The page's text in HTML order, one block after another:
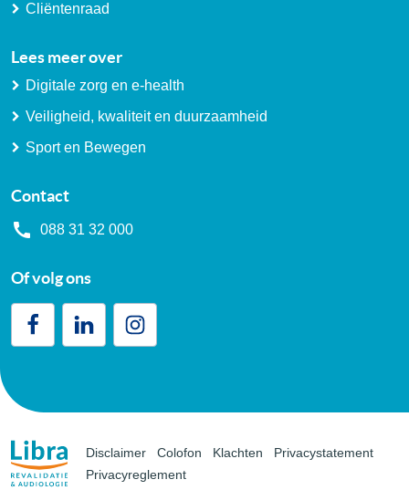
Cliëntenraad
Lees meer over
Digitale zorg en e-health
Veiligheid, kwaliteit en duurzaamheid
Sport en Bewegen
Contact
088 31 32 000
Of volg ons
Disclaimer Colofon Klachten
Privacystatement
Privacyreglement